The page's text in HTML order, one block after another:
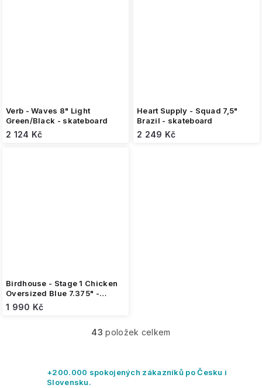
Verb - Waves 8" Light
Green/Black - skateboard
2 124 Kč
Heart Supply - Squad 7,5"
Brazil - skateboard
2 249 Kč
Birdhouse - Stage 1 Chicken
Oversized Blue 7.375" -
skateboard
1 990 Kč
O
á
43 položek celkem
+200.000 spokojených zákazníků po Česku i
Slovensku.